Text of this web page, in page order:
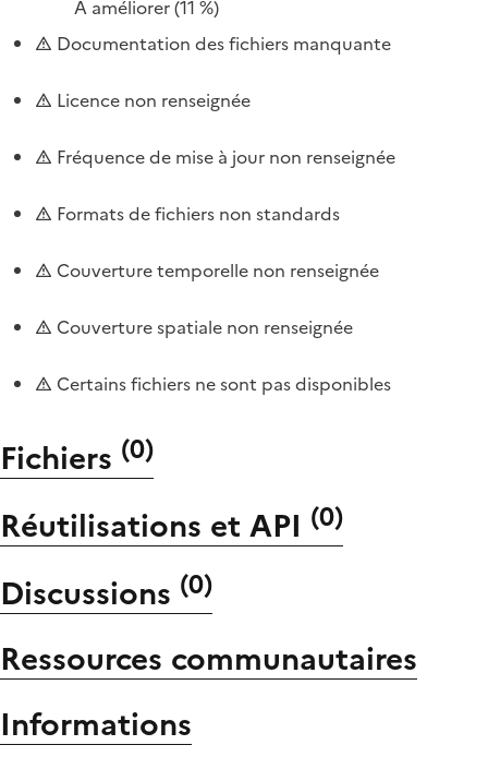
À améliorer(11 %)
Documentation des fichiers manquante
Licence non renseignée
Fréquence de mise à jour non renseignée
Formats de fichiers non standards
Couverture temporelle non renseignée
Couverture spatiale non renseignée
Certains fichiers ne sont pas disponibles
Fichiers (0)
Réutilisations et API (0)
Discussions (0)
Ressources communautaires
Informations